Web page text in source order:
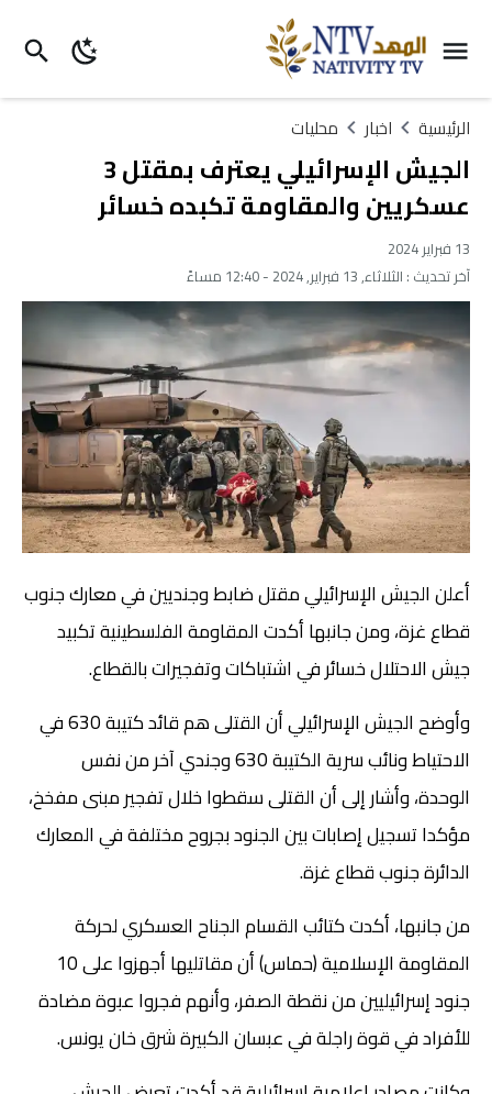
الرئيسية اخبار محليات
الجيش الإسرائيلي يعترف بمقتل 3
عسكريين والمقاومة تكبده خسائر
13 فبراير 2024
آخر تحديث : الثلاثاء, 13 فبراير, 2024 - 12:40 مساءً
أعلن الجيش الإسرائيلي مقتل ضابط وجنديين في معارك جنوب
قطاع غزة، ومن جانبها أكدت المقاومة الفلسطينية تكبيد
جيش الاحتلال خسائر في اشتباكات وتفجيرات بالقطاع.
وأوضح الجيش الإسرائيلي أن القتلى هم قائد كتيبة 630 في
الاحتياط ونائب سرية الكتيبة 630 وجندي آخر من نفس
الوحدة، وأشار إلى أن القتلى سقطوا خلال تفجير مبنى مفخخ،
مؤكدا تسجيل إصابات بين الجنود بجروح مختلفة في المعارك
الدائرة جنوب قطاع غزة.
من جانبها، أكدت كتائب القسام الجناح العسكري لحركة
المقاومة الإسلامية (حماس) أن مقاتليها أجهزوا على 10
جنود إسرائيليين من نقطة الصفر، وأنهم فجروا عبوة مضادة
للأفراد في قوة راجلة في عبسان الكبيرة شرق خان يونس.